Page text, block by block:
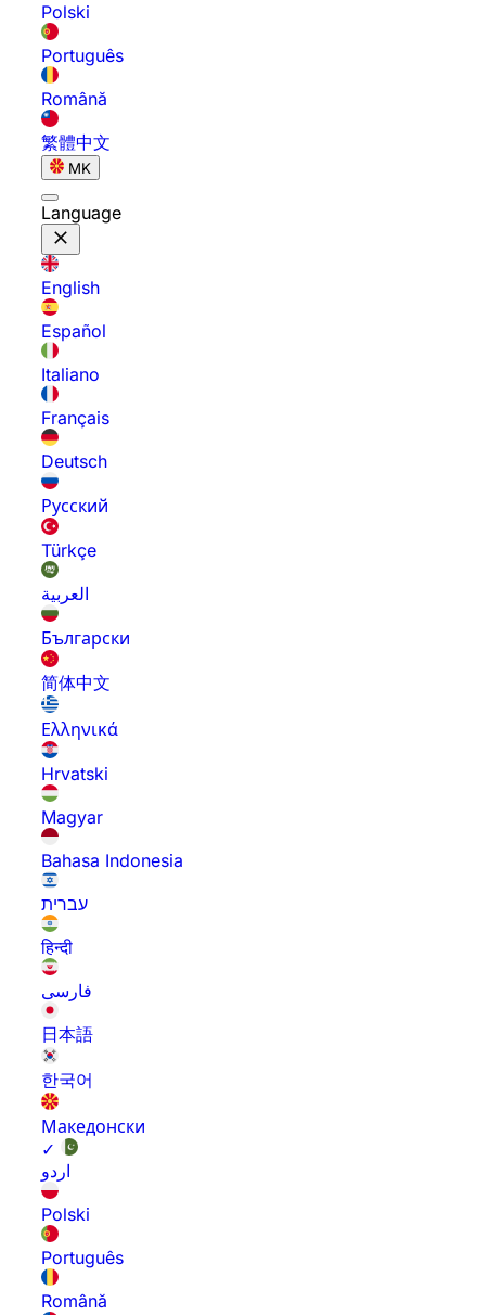
Polski
Português
Română
繁體中文
MK
Language
English
Español
Italiano
Français
Deutsch
Русский
Türkçe
العربية
Български
简体中文
Ελληνικά
Hrvatski
Magyar
Bahasa Indonesia
עברית
हिन्दी
فارسی
日本語
한국어
Македонски
✓
اردو
Polski
Português
Română